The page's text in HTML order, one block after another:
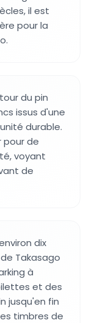
il est
pour la
du pin
issus d'une
durable.
pour de
voyant
de
dix
Takasago
à
et des
jusqu'en fin
timbres de